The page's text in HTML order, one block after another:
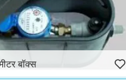
बॉक्स